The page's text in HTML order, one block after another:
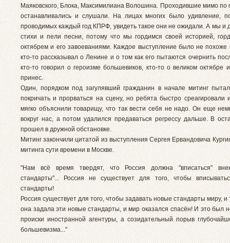
Маяковского, Блока, Максимилиана Волошина. Проходившие мимо
останавливались и слушали. На лицах многих было удивление,
проводимых каждый год КПРФ, увидеть такое они не ожидали. А мы и
стихи и пели песни, потому что мы гордимся своей историей,
октябрем и его завоеваниями. Каждое выступление было не похоже
кто-то рассказывал о Ленине и о том как его пытаются очернить
кто-то говорил о героизме большевиков, кто-то о великом октябре
принес.
Один, порядком под загулявший гражданин в начале митинг
покричать и прорваться на сцену, но ребята быстро среагировали
мягко объяснили товарищу, что так вести себя не надо. Он еще
вокруг нас, а потом удалился предаваться регрессу дальше. В
прошел в дружной обстановке.
Митинг закончили цитатой из выступления Сергея Ервандовича
митинга сути времени в Москве.
"Нам всё время твердят, что Россия должна "вписаться"
стандарты"... Россия не существует для того, чтобы
стандарты!
Россия существует для того, чтобы задавать новые стандарты миру, и
она задала эти новые стандарты, и мир оказался спасён! И это был
происки иностранной агентуры, а созидательный порыв
большевизма..."